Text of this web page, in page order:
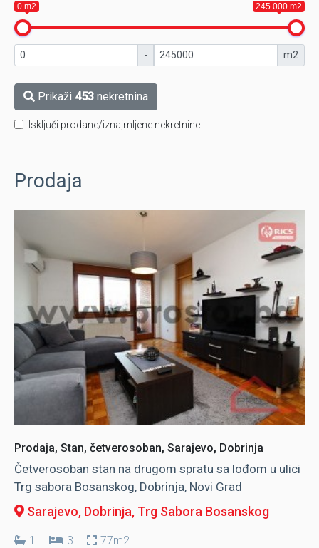
0 m2 245.000 m2
- m2
Prikaži 453 nekretnina
Isključi prodane/iznajmljene nekretnine
Prodaja
Prodaja, Stan, četverosoban, Sarajevo, Dobrinja
Četverosoban stan na drugom spratu sa lođom u ulici
Trg sabora Bosanskog, Dobrinja, Novi Grad
Sarajevo, Dobrinja, Trg Sabora Bosanskog
1 3 77m2